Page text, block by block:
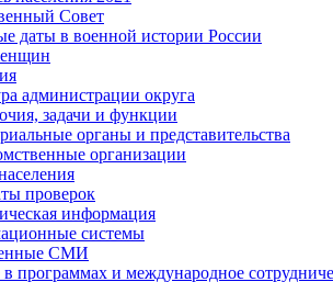
Совет
даты в военной истории России
администрации округа
задачи и функции
органы и представительства
организации
проверок
информация
системы
СМИ
в программах и международное